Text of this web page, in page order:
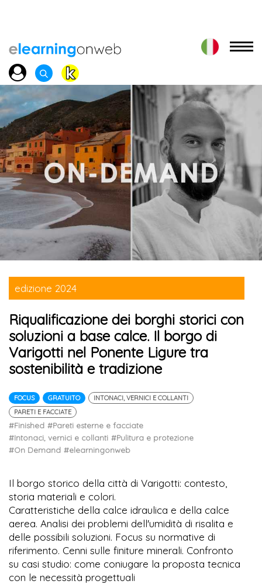
edizione 2024
Riqualificazione dei borghi storici con
soluzioni a base calce. Il borgo di
Varigotti nel Ponente Ligure tra
sostenibilità e tradizione
FOCUS GRATUITO
INTONACI, VERNICI E COLLANTI
PARETI E FACCIATE
#Finished #Pareti esterne e facciate
#Intonaci, vernici e collanti #Pulitura e protezione
#On Demand #elearningonweb
Il borgo storico della città di Varigotti: contesto,
storia materiali e colori.
Caratteristiche della calce idraulica e della calce
aerea. Analisi dei problemi dell'umidità di risalita e
delle possibili soluzioni. Focus su normative di
riferimento. Cenni sulle finiture minerali. Confronto
su casi studio: come coniugare la proposta tecnica
con le necessità progettuali